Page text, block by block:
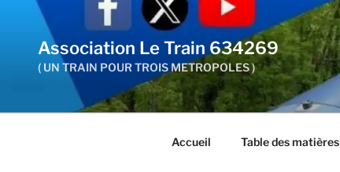
contenu
principal
Association Le Train 634269
( UN TRAIN POUR TROIS METROPOLES )
Accueil Table des matières